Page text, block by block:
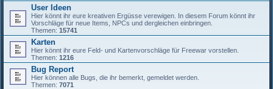
User Ideen
Hier könnt ihr eure kreativen Ergüsse verewigen. In diesem Forum könnt ihr
Vorschläge für neue Items, NPCs und dergleichen einbringen.
Themen: 15741
Karten
Hier könnt ihr eure Feld- und Kartenvorschläge für Freewar vorstellen.
Themen: 1216
Bug Report
Hier können alle Bugs, die ihr bemerkt, gemeldet werden.
Themen: 7071